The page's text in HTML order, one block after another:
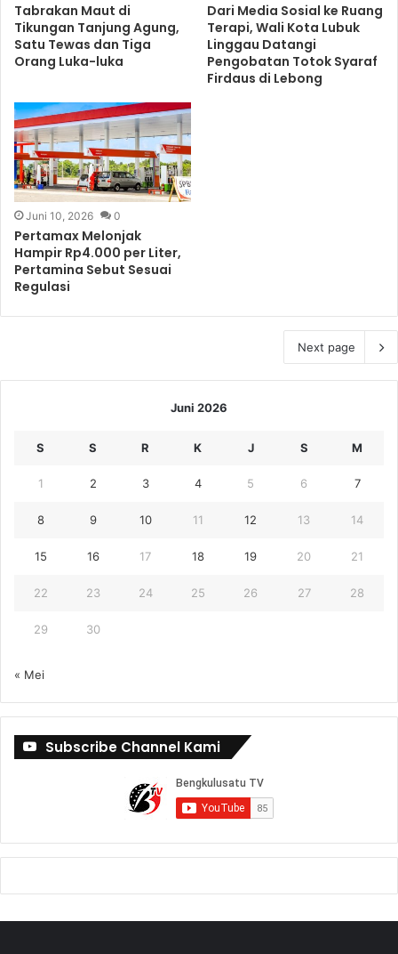
Tabrakan Maut di
Tikungan Tanjung Agung,
Satu Tewas dan Tiga
Orang Luka-luka
Dari Media Sosial ke Ruang
Terapi, Wali Kota Lubuk
Linggau Datangi
Pengobatan Totok Syaraf
Firdaus di Lebong
Juni 10, 2026 0
Pertamax Melonjak
Hampir Rp4.000 per Liter,
Pertamina Sebut Sesuai
Regulasi
Next page
Juni 2026
S S R K J S M
1 2 3 4 5 6 7
8 9 10 11 12 13 14
15 16 17 18 19 20 21
22 23 24 25 26 27 28
29 30
« Mei
Subscribe Channel Kami